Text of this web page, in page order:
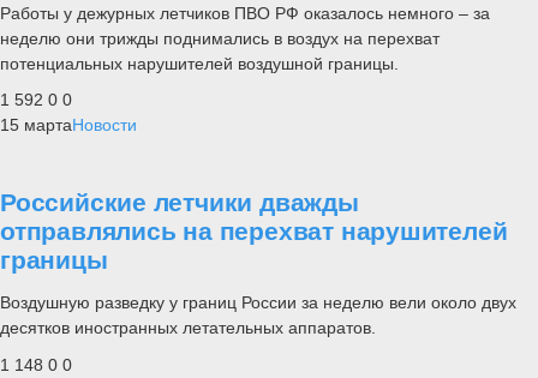
Работы у дежурных летчиков ПВО РФ оказалось немного – за
неделю они трижды поднимались в воздух на перехват
потенциальных нарушителей воздушной границы.
1 592 0 0
15 мартаНовости
Российские летчики дважды
отправлялись на перехват нарушителей
границы
Воздушную разведку у границ России за неделю вели около двух
десятков иностранных летательных аппаратов.
1 148 0 0